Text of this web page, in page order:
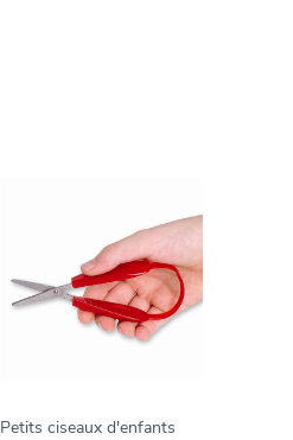
Petits ciseaux d'enfants